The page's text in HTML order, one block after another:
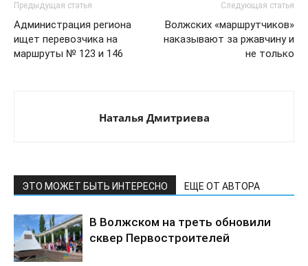
Предыдущая статья
Администрация региона
ищет перевозчика на
маршруты № 123 и 146
Следующая статья
Волжских «маршрутчиков»
наказывают за ржавчину и
не только
Наталья Дмитриева
ЭТО МОЖЕТ БЫТЬ ИНТЕРЕСНО ЕЩЕ ОТ АВТОРА
В Волжском на треть обновили
сквер Первостроителей